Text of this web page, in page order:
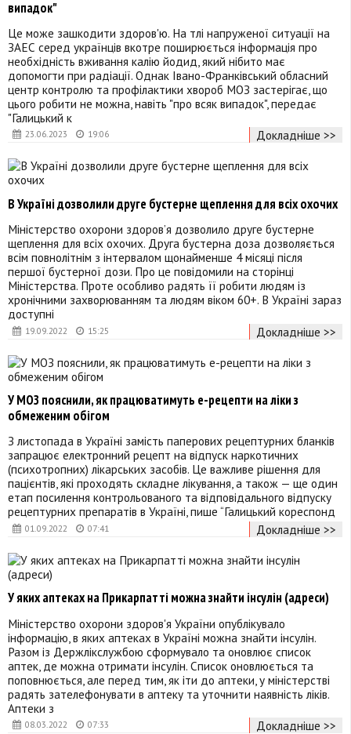
23.06.2023 19:06
випадок"
Це може зашкодити здоров'ю. На тлі напруженої ситуації на
ЗАЕС серед українців вкотре поширюється інформація про
необхідність вживання калію йодид, який нібито має
допомогти при радіації. Однак Івано-Франківський обласний
центр контролю та профілактики хвороб МОЗ застерігає, що
цього робити не можна, навіть "про всяк випадок", передає
"Галицький к
Докладніше >>
19.09.2022 15:25
В Україні дозволили друге бустерне щеплення для всіх охочих
Міністерство охорони здоров’я дозволило друге бустерне
щеплення для всіх охочих. Друга бустерна доза дозволяється
всім повнолітнім з інтервалом щонайменше 4 місяці після
першої бустерної дози. Про це повідомили на сторінці
Міністерства. Проте особливо радять її робити людям із
хронічними захворюванням та людям віком 60+. В Україні зараз
доступні
Докладніше >>
01.09.2022 07:41
У МОЗ пояснили, як працюватимуть е-рецепти на ліки з
обмеженим обігом
З листопада в Україні замість паперових рецептурних бланків
запрацює електронний рецепт на відпуск наркотичних
(психотропних) лікарських засобів. Це важливе рішення для
пацієнтів, які проходять складне лікування, а також — ще один
етап посилення контрольованого та відповідального відпуску
рецептурних препаратів в Україні, пише “Галицький кореспонд
Докладніше >>
08.03.2022 07:33
У яких аптеках на Прикарпатті можна знайти інсулін (адреси)
Міністерство охорони здоров'я України опублікувало
інформацію, в яких аптеках в Україні можна знайти інсулін.
Разом із Держлікслужбою сформувало та оновлює список
аптек, де можна отримати інсулін. Список оновлюється та
поповнюється, але перед тим, як іти до аптеки, у міністерстві
радять зателефонувати в аптеку та уточнити наявність ліків.
Аптеки з
Докладніше >>